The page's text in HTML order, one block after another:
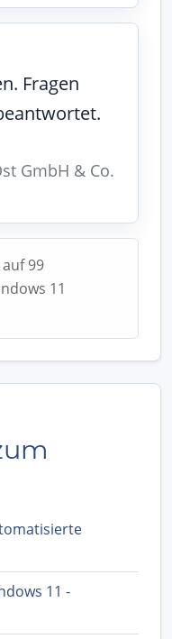
Fragen
GmbH & Co.
99
11
11 -